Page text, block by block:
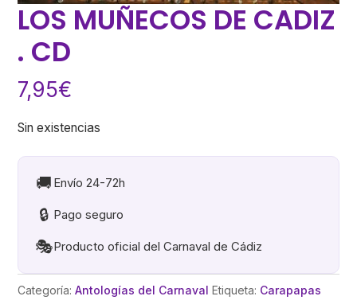
LOS MUÑECOS DE CADIZ
. CD
7,95€
Sin existencias
🚚 Envío 24-72h
🔒 Pago seguro
🎭Producto oficial del Carnaval de Cádiz
Categoría:Antologías del Carnaval Etiqueta: Carapapas